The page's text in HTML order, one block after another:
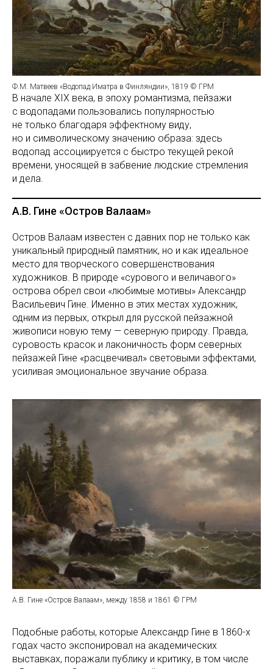
Ф.М. Матвеев «Водопад Иматра в Финляндии», 1819 © ГРМ
В начале XIX века, в эпоху романтизма, пейзажи
с водопадами пользовались популярностью
не только благодаря эффектному виду,
но и символическому значению образа: здесь
водопад ассоциируется с быстро текущей рекой
времени, уносящей в забвение людские стремления
и дела.
А.В. Гине «Остров Валаам»
Остров Валаам известен с давних пор не только как
уникальный природный памятник, но и как идеальное
место для творческого совершенствования
художников. В природе «сурового и величавого»
острова обрел свои «любимые мотивы» Александр
Васильевич Гине. Именно в этих местах художник,
одним из первых, открыл для русской пейзажной
живописи новую тему — северную природу. Правда,
суровость красок и лаконичность форм северных
пейзажей Гине «расцвечивал» световыми эффектами,
усиливая эмоциональное звучание образа.
А.В. Гине «Остров Валаам», между 1858 и 1861 © ГРМ
Подобные работы, которые Александр Гине в 1860-х
годах часто экспонировал на академических
выставках, поражали публику и критику, в том числе